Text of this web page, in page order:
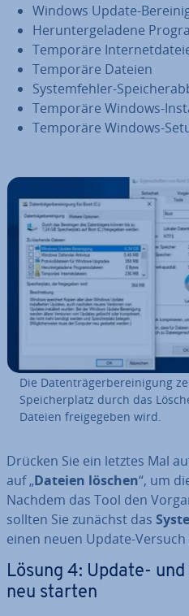
Windows Update-
Her­un­ter­ge­la­de­ne
Temporäre
Temporäre Dateien
Sys­tem­feh­ler-
Temporäre Windows-
Temporäre Windows-
Die Da­ten­trä­ger­be­rei­ni­gung
Spei­cher­platz durch das
Dateien frei­ge­ge­ben wird.
Drücken Sie ein letztes Mal
auf „Dateien löschen“, um
Nachdem das Tool den
sollten Sie zunächst das
einen neuen Update-Versuch
Lösung 4: Update-
neu starten